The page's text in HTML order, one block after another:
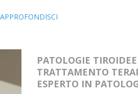
APPROFONDISCI
PATOLOGIE
TRATTAMENTO
ESPERTO IN